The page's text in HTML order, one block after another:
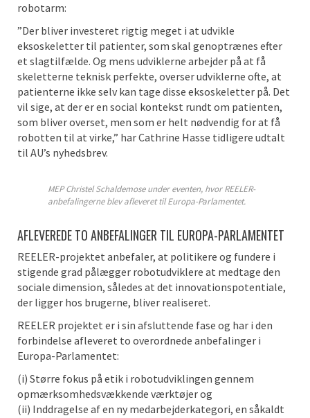
robotarm:
”Der bliver investeret rigtig meget i at udvikle
eksoskeletter til patienter, som skal genoptrænes efter
et slagtilfælde. Og mens udviklerne arbejder på at få
skeletterne teknisk perfekte, overser udviklerne ofte, at
patienterne ikke selv kan tage disse eksoskeletter på. Det
vil sige, at der er en social kontekst rundt om patienten,
som bliver overset, men som er helt nødvendig for at få
robotten til at virke,” har Cathrine Hasse tidligere udtalt
til AU’s nyhedsbrev.
MEP Christel Schaldemose under eventen, hvor REELER-
anbefalingerne blev afleveret til Europa-Parlamentet.
AFLEVEREDE TO ANBEFALINGER TIL EUROPA-PARLAMENTET
REELER-projektet anbefaler, at politikere og fundere i
stigende grad pålægger robotudviklere at medtage den
sociale dimension, således at det innovationspotentiale,
der ligger hos brugerne, bliver realiseret.
REELER projektet er i sin afsluttende fase og har i den
forbindelse afleveret to overordnede anbefalinger i
Europa-Parlamentet:
(i) Større fokus på etik i robotudviklingen gennem
opmærksomhedsvækkende værktøjer og
(ii) Inddragelse af en ny medarbejderkategori, en såkaldt